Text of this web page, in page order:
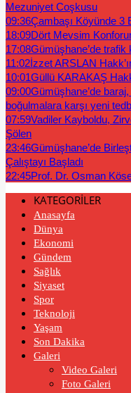
Mezuniyet Coşkusu
09:36Çambaşı Köyünde 3
18:09Dört Mevsim
17:08Gümüşhane’de trafik
11:02İzzet ARSLAN
10:01Güllü KARAKAŞ
09:00Gümüşhane’de
boğulmalara karşı yeni
07:59Vadiler Kayboldu,
Şölen
23:46Gümüşhane’de
Çalıştayı Başladı
22:45Prof. Dr. Osman
KATEGORİLER
Anasayfa
Dünya
Ekonomi
Gündem
Sağlık
Siyaset
Spor
Teknoloji
Yaşam
Son Dakika
Galeri
Video Galeri
Foto Galeri